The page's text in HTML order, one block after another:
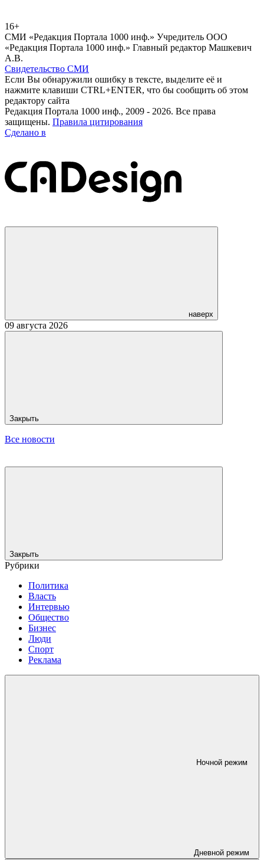
16+
СМИ «Редакция Портала 1000 инф.» Учредитель ООО
«Редакция Портала 1000 инф.» Главный редактор Машкевич
А.В.
Свидетельство СМИ
Если Вы обнаружили ошибку в тексте, выделите её и
нажмите клавиши CTRL+ENTER, что бы сообщить об этом
редактору сайта
Редакция Портала 1000 инф., 2009 - 2026. Все права
защищены. Правила цитирования
Сделано в
наверх
09 августа 2026
Закрыть
Все новости
Закрыть
Рубрики
Политика
Власть
Интервью
Общество
Бизнес
Люди
Спорт
Реклама
Ночной режим
Дневной режим